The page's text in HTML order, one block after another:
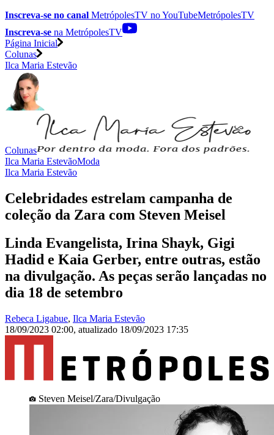
Inscreva-se no canal MetrópolesTV noYouTubeMetrópolesTV
Inscreva-se na MetrópolesTV
Página Inicial
Colunas
Ilca Maria Estevão
Colunas
Ilca Maria EstevãoModa
Ilca Maria Estevão
Celebridades estrelam campanha de
coleção da Zara com Steven Meisel
Linda Evangelista, Irina Shayk, Gigi
Hadid e Kaia Gerber, entre outras, estão
na divulgação. As peças serão lançadas no
dia 18 de setembro
Rebeca Ligabue, Ilca Maria Estevão
18/09/2023 02:00, atualizado 18/09/2023 17:35
Steven Meisel/Zara/Divulgação